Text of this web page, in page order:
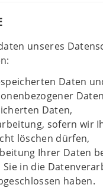
unseres
Daten
Daten,
sofern wir
löschen dürfen,
Ihrer Daten
in die
haben.